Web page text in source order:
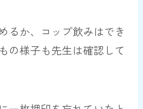
るか、コップ飲みはでき
の様子も先生は確認して